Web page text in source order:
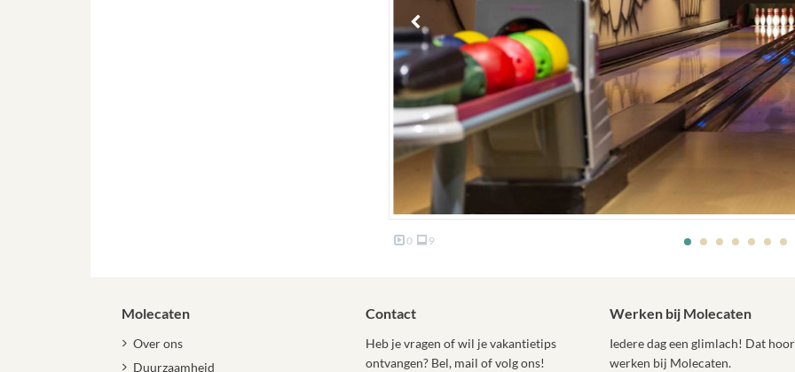
0 9
Molecaten
Over ons
Duurzaamheid
Contact
Heb je vragen of wil je vakantietips
ontvangen? Bel, mail of volg ons!
Werken bij Molecaten
Iedere dag een glimlach! Dat
werken bij Molecaten.